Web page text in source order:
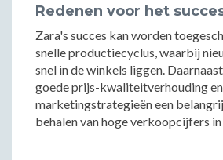
Redenen voor het
Zara's succes kan worden
snelle productiecyclus, waarbij
snel in de winkels liggen.
goede prijs-kwaliteitverhouding
marketingstrategieën een
behalen van hoge verkoopcijfers